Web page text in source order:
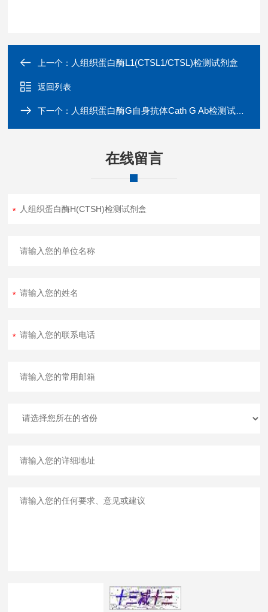
上一个： 人组织蛋白酶L1(CTSL1/CTSL)检测试剂盒
返回列表
下一个： 人组织蛋白酶G自身抗体Cath G Ab检测试剂盒
在线留言